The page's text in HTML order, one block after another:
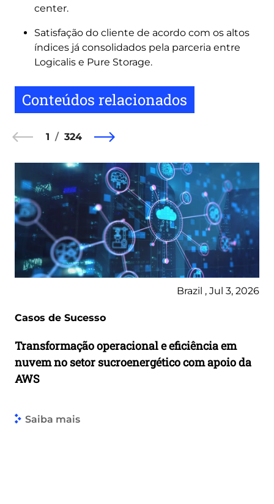
center.
Satisfação do cliente de acordo com os altos
índices já consolidados pela parceria entre
Logicalis e Pure Storage.
Conteúdos relacionados
1 324
Brazil , Jul 3, 2026
Casos de Sucesso
Transformação operacional e eficiência em
nuvem no setor sucroenergético com apoio da
AWS
Saiba mais